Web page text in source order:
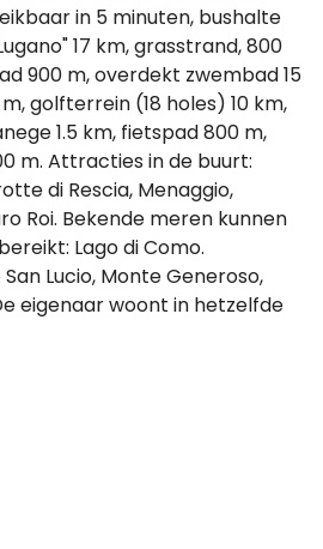
in 5 minuten, bushalte
17 km, grasstrand, 800
900 m, overdekt zwembad 15
golfterrein (18 holes) 10 km,
1.5 km, fietspad 800 m,
m. Attracties in de buurt:
di Rescia, Menaggio,
Roi. Bekende meren kunnen
Lago di Como.
Lucio, Monte Generoso,
eigenaar woont in hetzelfde